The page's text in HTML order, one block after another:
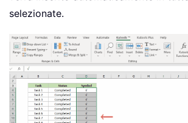
selezionate.